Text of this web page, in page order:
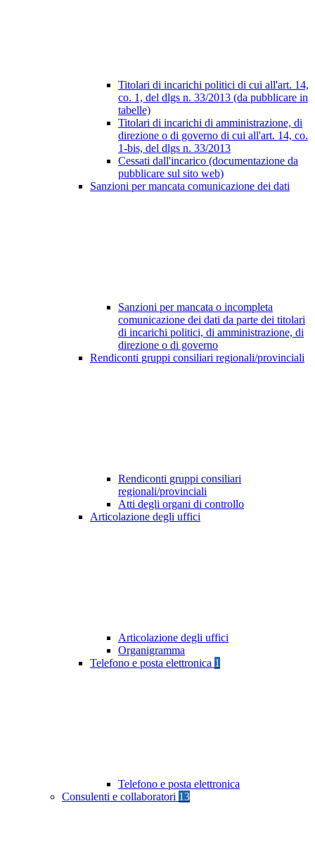
Titolari di incarichi politici di cui all'art. 14,
co. 1, del dlgs n. 33/2013 (da pubblicare in
tabelle)
Titolari di incarichi di amministrazione, di
direzione o di governo di cui all'art. 14, co.
1-bis, del dlgs n. 33/2013
Cessati dall'incarico (documentazione da
pubblicare sul sito web)
Sanzioni per mancata comunicazione dei dati
Sanzioni per mancata o incompleta
comunicazione dei dati da parte dei titolari
di incarichi politici, di amministrazione, di
direzione o di governo
Rendiconti gruppi consiliari regionali/provinciali
Rendiconti gruppi consiliari
regionali/provinciali
Atti degli organi di controllo
Articolazione degli uffici
Articolazione degli uffici
Organigramma
Telefono e posta elettronica 1
Telefono e posta elettronica
Consulenti e collaboratori 13